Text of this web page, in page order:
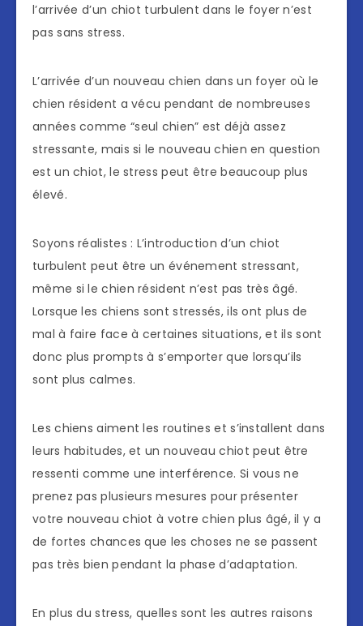
l’arrivée d’un chiot turbulent dans le foyer n’est
pas sans stress.
L’arrivée d’un nouveau chien dans un foyer où le
chien résident a vécu pendant de nombreuses
années comme “seul chien” est déjà assez
stressante, mais si le nouveau chien en question
est un chiot, le stress peut être beaucoup plus
élevé.
Soyons réalistes : L’introduction d’un chiot
turbulent peut être un événement stressant,
même si le chien résident n’est pas très âgé.
Lorsque les chiens sont stressés, ils ont plus de
mal à faire face à certaines situations, et ils sont
donc plus prompts à s’emporter que lorsqu’ils
sont plus calmes.
Les chiens aiment les routines et s’installent dans
leurs habitudes, et un nouveau chiot peut être
ressenti comme une interférence. Si vous ne
prenez pas plusieurs mesures pour présenter
votre nouveau chiot à votre chien plus âgé, il y a
de fortes chances que les choses ne se passent
pas très bien pendant la phase d’adaptation.
En plus du stress, quelles sont les autres raisons